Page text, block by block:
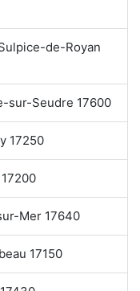
de-Royan
sur-Seudre 17600
17250
Mer 17640
17150